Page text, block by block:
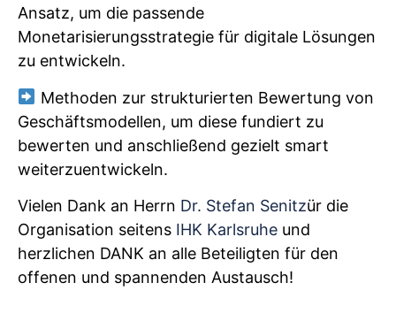
Ansatz, um die passende
Monetarisierungsstrategie für digitale Lösungen
zu entwickeln.
Methoden zur strukturierten Bewertung von
Geschäftsmodellen, um diese fundiert zu
bewerten und anschließend gezielt smart
weiterzuentwickeln.
Vielen Dank an Herrn Dr. Stefan Senitzür die
Organisation seitens IHK Karlsruhe und
herzlichen DANK an alle Beteiligten für den
offenen und spannenden Austausch!